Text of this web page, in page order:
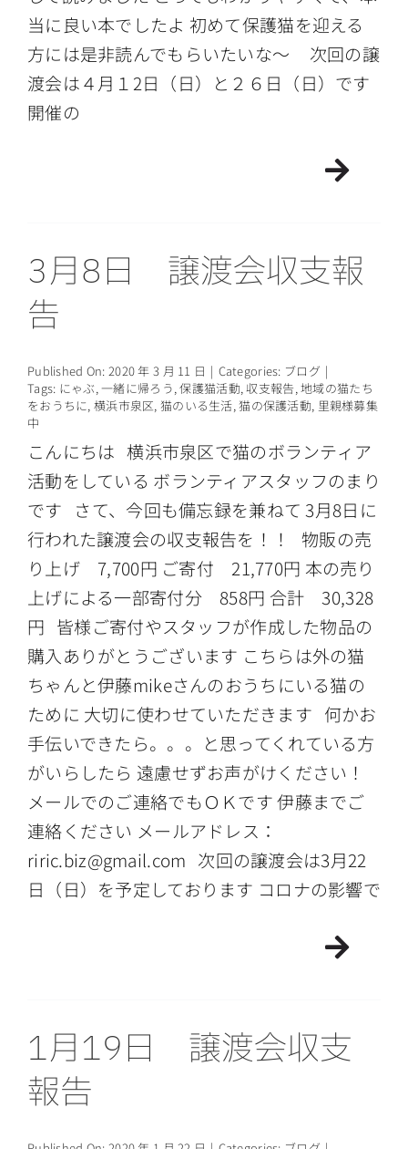
当に良い本でしたよ 初めて保護猫を迎える
方には是非読んでもらいたいな〜 次回の譲
渡会は４月１2日（日）と２６日（日）です
開催の
3月8日 譲渡会収支報
告
Published On: 2020 年 3 月 11 日 | Categories: ブログ |
Tags: にゃぶ,一緒に帰ろう,保護猫活動,収支報告,地域の猫たち
をおうちに, 横浜市泉区,猫のいる生活,猫の保護活動, 里親様募集
中
こんにちは 横浜市泉区で猫のボランティア
活動をしている ボランティアスタッフのまり
です さて、今回も備忘録を兼ねて 3月8日に
行われた譲渡会の収支報告を！！ 物販の売
り上げ 7,700円 ご寄付 21,770円 本の売り
上げによる一部寄付分 858円 合計 30,328
円 皆様ご寄付やスタッフが作成した物品の
購入ありがとうございます こちらは外の猫
ちゃんと伊藤mikeさんのおうちにいる猫の
ために 大切に使わせていただきます 何かお
手伝いできたら。。。と思ってくれている方
がいらしたら 遠慮せずお声がけください！
メールでのご連絡でもＯＫです 伊藤までご
連絡ください メールアドレス：
riric.biz@gmail.com 次回の譲渡会は3月22
日（日）を予定しております コロナの影響で
1月19日 譲渡会収支
報告